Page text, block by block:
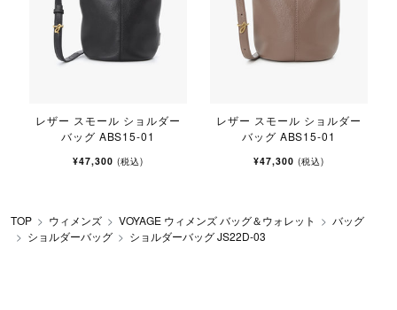
レザー スモール ショルダー
バッグ ABS15-01
¥47,300 (税込)
レザー スモール ショルダー
バッグ ABS15-01
¥47,300 (税込)
TOP ウィメンズ VOYAGE ウィメンズ バッグ＆ウォレット
バッグ
ショルダーバッグ
ショルダーバッグ JS22D-03